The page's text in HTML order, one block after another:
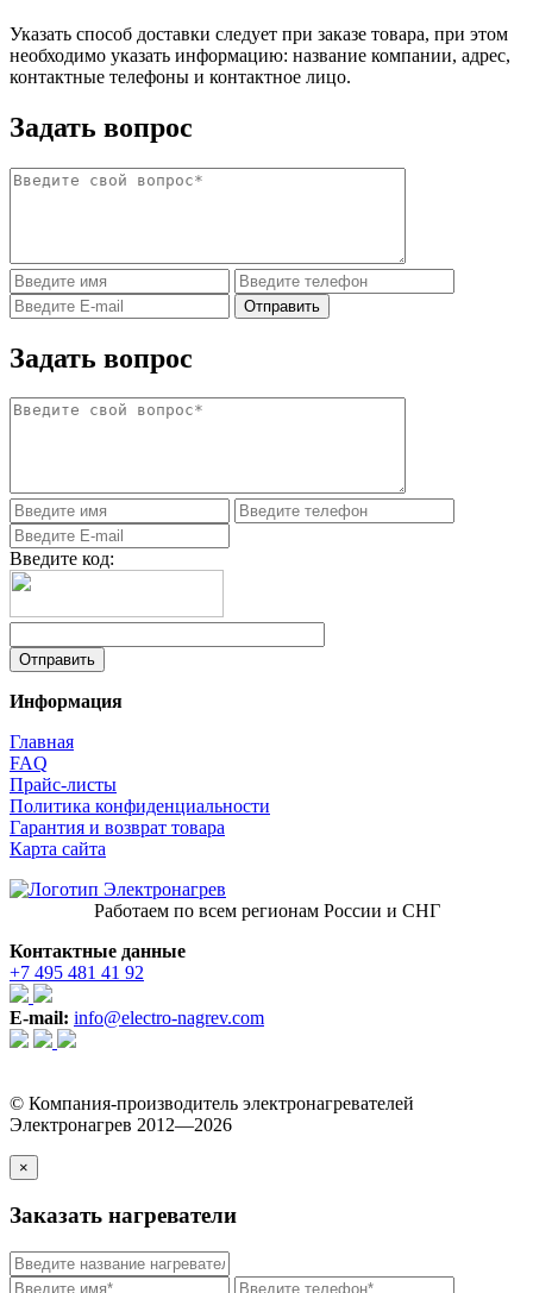
Указать способ доставки следует при заказе товара, при этом
необходимо указать информацию: название компании, адрес,
контактные телефоны и контактное лицо.
Задать вопрос
Задать вопрос
Введите код:
Информация
Главная
FAQ
Прайс-листы
Политика конфиденциальности
Гарантия и возврат товара
Карта сайта
Работаем по всем регионам России и СНГ
Контактные данные
+7 495 481 41 92
E-mail: info@electro-nagrev.com
© Компания-производитель электронагревателей
Электронагрев 2012—2026
×
Заказать нагреватели